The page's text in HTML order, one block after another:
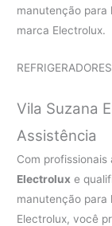
manutenção para
marca Electrolux.
REFRIGERADORES
Vila Suzana
Assistência
Com
Electrolux e
manutenção para
Electrolux, você